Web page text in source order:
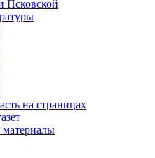
Псковской
на страницах